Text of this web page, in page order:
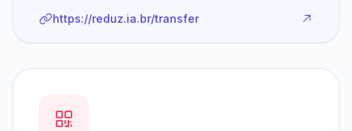
https://reduz.ia.br/transfer